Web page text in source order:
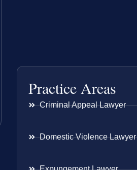
Practice Areas
Criminal Appeal Lawyer
Domestic Violence Lawyer